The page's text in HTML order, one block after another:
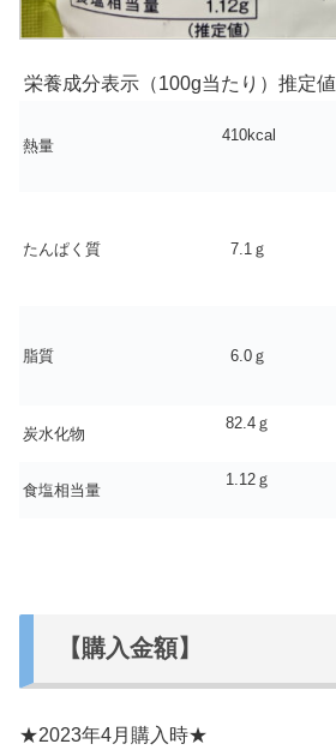
栄養成分表示（100g当たり）推定値
熱量
410kcal
たんぱく質 7.1ｇ
脂質 6.0ｇ
炭水化物
82.4ｇ
食塩相当量
1.12ｇ
【購入金額】
★2023年4月購入時★